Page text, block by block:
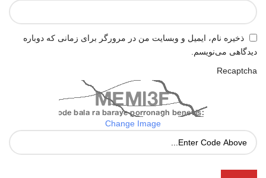
ذخیره نام، ایمیل و وبسایت من در مرورگر برای زمانی که دوباره
دیدگاهی می‌نویسم.
Recaptcha
Change Image